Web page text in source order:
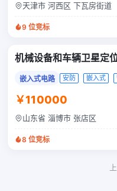
天津市 河西区 下瓦房街道
9 位竞标
机械设备和车辆卫星定
嵌入式电路 安防 嵌入式
￥110000
山东省 淄博市 张店区
8 位竞标